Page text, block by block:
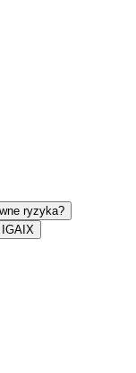
ryzyka?